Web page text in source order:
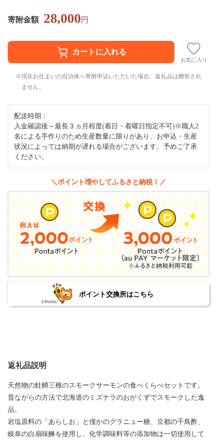
寄附金額 28,000円
お気に入り
現在お住まいの自治体へ寄附申込いただいた場合、返礼品は贈答され
ません。
配送時期：
入金確認後～最長３ヵ月程度(着日・着曜日指定不可)※職人2
名による手作りのため生産数量に限りがあり、お申込・生産
状況によっては納期が遅れる場合がございます。予めご了承
ください。
＼ポイント増やしてふるさと納税！／
ポイント交換所はこちら
返礼品説明
天然物の鮭鱒三種のスモークサーモンの食べくらべセットです。
昔ながらの方法で北海道のミズナラのおがくずでスモークした逸
品。
岩塩原料の「あらしお」と僅かのグラニュー糖、京都の千鳥酢、
岐阜の白扇味醂を使用し、化学調味料等の添加物は一切使用して